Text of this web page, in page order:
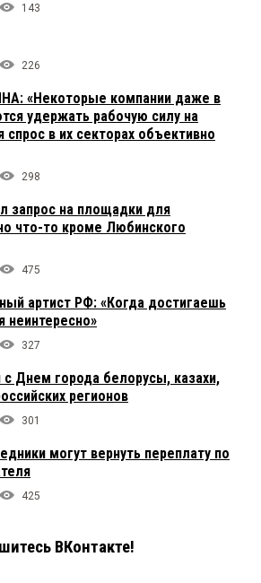
143
226
«Некоторые компании даже в
удержать рабочую силу на
спрос в их секторах объективно
298
запрос на площадки для
что-то кроме Любинского
475
артист РФ: «Когда достигаешь
неинтересно»
327
Днем города белорусы, казахи,
регионов
301
могут вернуть переплату по
425
ВКонтакте!